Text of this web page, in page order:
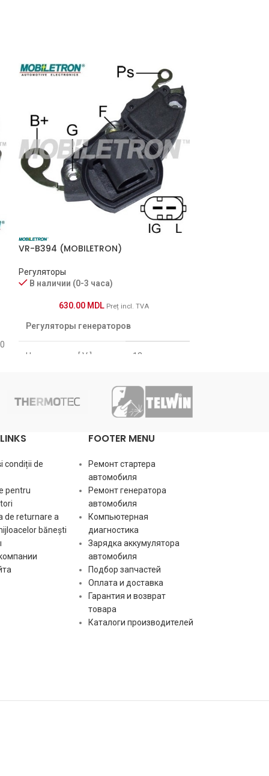
VR-B394 (MOBILETRON)
Регуляторы
В наличии (0-3 часа)
630.00 MDL Preț incl. TVA
Регуляторы генераторов
Напряжение [ V ] 12
PL_2302
A
condiții de
pentru
de returnare a
bănești
FOOTER MENU
Ремонт стартера
автомобиля
Ремонт генератора
автомобиля
Компьютерная
диагностика
Зарядка аккумулятора
автомобиля
Подбор запчастей
Оплата и доставка
Гарантия и возврат
товара
Каталоги производителей